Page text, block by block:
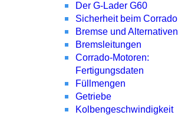
Der G-Lader G60
Sicherheit beim Corrado
Bremse und Alternativen
Bremsleitungen
Corrado-Motoren:
Fertigungsdaten
Füllmengen
Getriebe
Kolbengeschwindigkeit